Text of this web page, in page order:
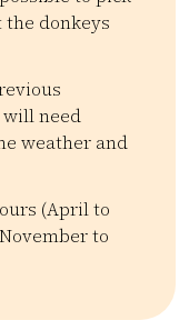
donkeys
will need
weather and
(April to
to
Lapsiperheet
OpenStreetMap